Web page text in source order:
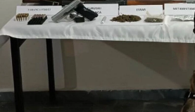
Etkinlikler